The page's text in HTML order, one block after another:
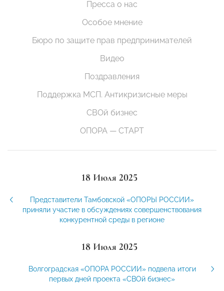
Пресса о нас
Особое мнение
Бюро по защите прав предпринимателей
Видео
Поздравления
Поддержка МСП. Антикризисные меры
СВОй бизнес
ОПОРА — СТАРТ
18 Июля 2025
Представители Тамбовской «ОПОРЫ РОССИИ»
приняли участие в обсуждениях совершенствования
конкурентной среды в регионе
18 Июля 2025
Волгоградская «ОПОРА РОССИИ» подвела итоги
первых дней проекта «СВОй бизнес»